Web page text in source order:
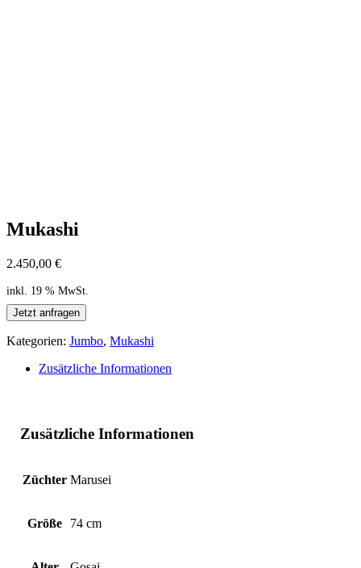
Mukashi
2.450,00 €
inkl. 19 % MwSt.
Jetzt anfragen
Kategorien: Jumbo, Mukashi
Zusätzliche Informationen
Zusätzliche Informationen
Züchter Marusei
Größe 74 cm